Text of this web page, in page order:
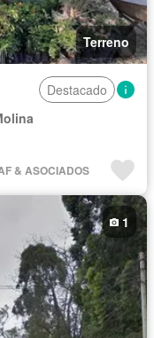
Terreno
Destacado
& ASOCIADOS
1